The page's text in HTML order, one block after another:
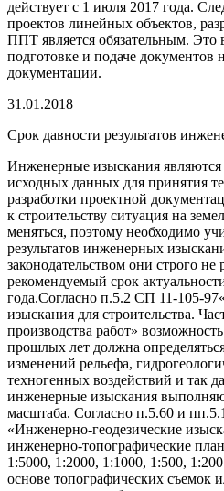
действует с 1 июля 2017 года.
проектов линейных объектов,
ППТ является обязательным. Это
подготовке и подаче документов
документации.
31.01.2018
Срок давности результатов
Инженерные изыскания
исходных данных для принятия
разработки проектной
к строительству ситуация на
меняться, поэтому необходимо
результатов инженерных
законодательством они строго
рекомендуемый срок
года.Согласно п.5.2 СП 11-105-
изыскания для строительства.
производства работ»
прошлых лет должна
изменений рельефа,
техногенных воздействий и так
инженерные изыскания
масштаба. Согласно п.5.60 и
«Инженерно-геодезические
инженерно-топографические
1:5000, 1:2000, 1:1000, 1:500,
основе топографических съемок